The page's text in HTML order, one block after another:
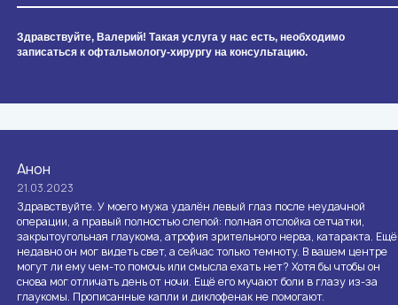
Здравствуйте, Валерий! Такая услуга у нас есть, необходимо
записаться к офтальмологу-хирургу на консультацию.
Анон
21.03.2023
Здравствуйте. У моего мужа удалён левый глаз после неудачной
операции, а правый полностью слепой: полная отслойка сетчатки,
закрытоугольная глаукома, атрофия зрительного нерва, катаракта. Ещё
недавно он мог видеть свет, а сейчас только темноту. В вашем центре
могут ли ему чем-то помочь или смысла ехать нет? Хотя бы чтобы он
снова мог отличать день от ночи. Ещё его мучают боли в глазу из-за
глаукомы. Прописанные капли и диклофенак не помогают.